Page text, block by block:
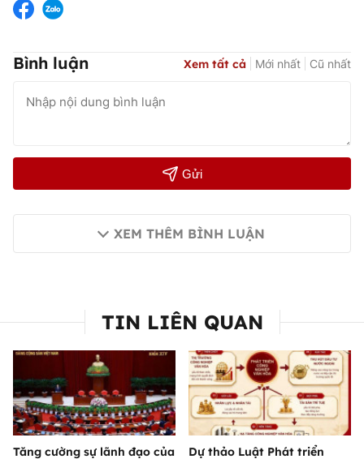
Bình luận Xem tất cả Mới nhất Cũ nhất
Gửi
XEM THÊM BÌNH LUẬN
TIN LIÊN QUAN
Tăng cường sự lãnh đạo của
Dự thảo Luật Phát triển